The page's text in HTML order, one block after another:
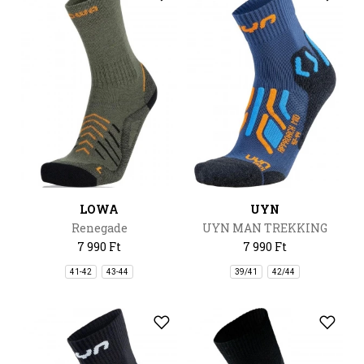
LOWA
Renegade
7 990 Ft
41-42 43-44
UYN
UYN MAN TREKKING
APPROACH MID SOCKS
7 990 Ft
39/41 42/44